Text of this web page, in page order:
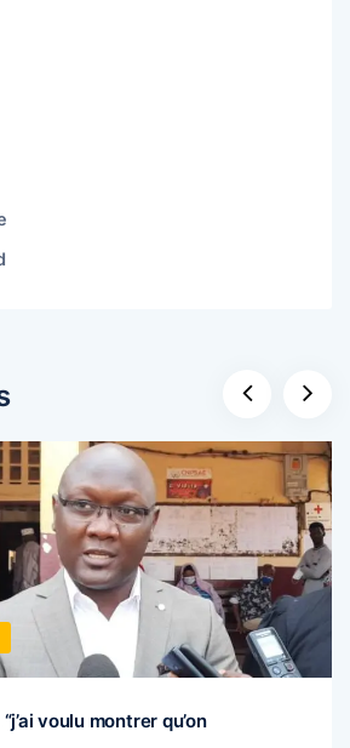
voulu montrer qu’on